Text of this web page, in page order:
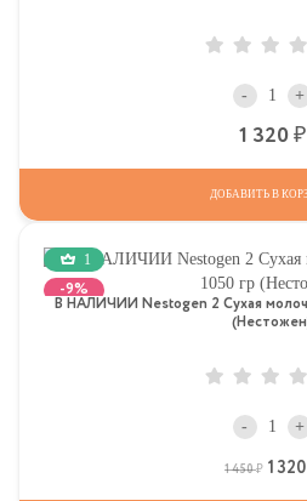
- +
1 320
ДОБАВИТЬ В
1
-9%
В НАЛИЧИИ Nestogen 2 Сухая
- +
1 450 Р 1 320